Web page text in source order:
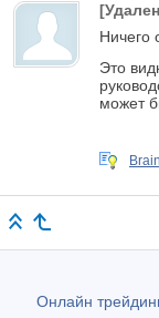
Ничего
Это
может
Онлайн